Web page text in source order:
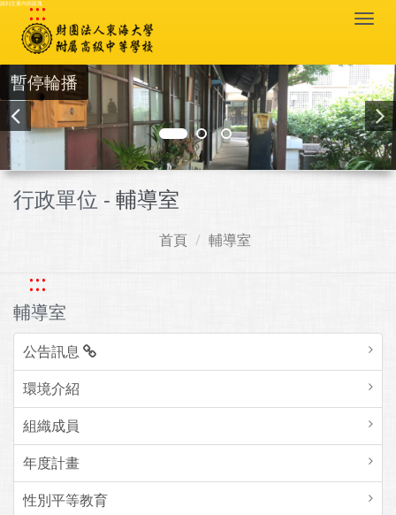
跳到主要內容區塊
:::
暫停輪播
行政單位 - 輔導室
首頁 輔導室
:::
輔導室
公告訊息
環境介紹
組織成員
年度計畫
性別平等教育